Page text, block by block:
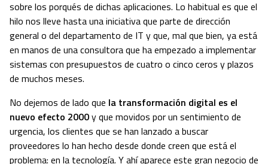
sobre los porqués de dichas aplicaciones. Lo habitual es que el
hilo nos lleve hasta una iniciativa que parte de dirección
general o del departamento de IT y que, mal que bien, ya está
en manos de una consultora que ha empezado a implementar
sistemas con presupuestos de cuatro o cinco ceros y plazos
de muchos meses.
No dejemos de lado que la transformación digital es el
nuevo efecto 2000y que movidos por un sentimiento de
urgencia, los clientes que se han lanzado a buscar
proveedores lo han hecho desde donde creen que está el
problema: en la tecnología. Y ahí aparece este gran negocio de